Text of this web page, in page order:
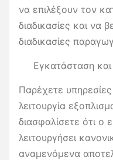
να επιλέξουν τον
διαδικασίες και να
διαδικασίες
Εγκατάσταση και
Παρέχετε
λειτουργία
διασφαλίσετε ότι ο
λειτουργήσει
αναμενόμενα